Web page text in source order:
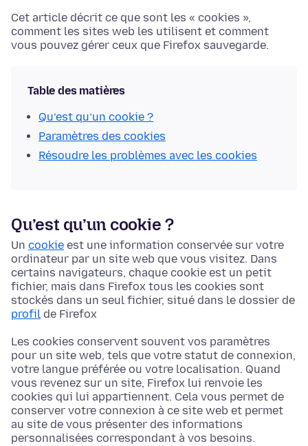
Cet article décrit ce que sont les « cookies »,
comment les sites web les utilisent et comment
vous pouvez gérer ceux que Firefox sauvegarde.
Table des matières
Qu’est qu’un cookie ?
Paramètres des cookies
Résoudre les problèmes avec les cookies
Qu’est qu’un cookie ?
Un cookie est une information conservée sur votre
ordinateur par un site web que vous visitez. Dans
certains navigateurs, chaque cookie est un petit
fichier, mais dans Firefox tous les cookies sont
stockés dans un seul fichier, situé dans le dossier de
profil de Firefox
Les cookies conservent souvent vos paramètres
pour un site web, tels que votre statut de connexion,
votre langue préférée ou votre localisation. Quand
vous revenez sur un site, Firefox lui renvoie les
cookies qui lui appartiennent. Cela vous permet de
conserver votre connexion à ce site web et permet
au site de vous présenter des informations
personnalisées correspondant à vos besoins.